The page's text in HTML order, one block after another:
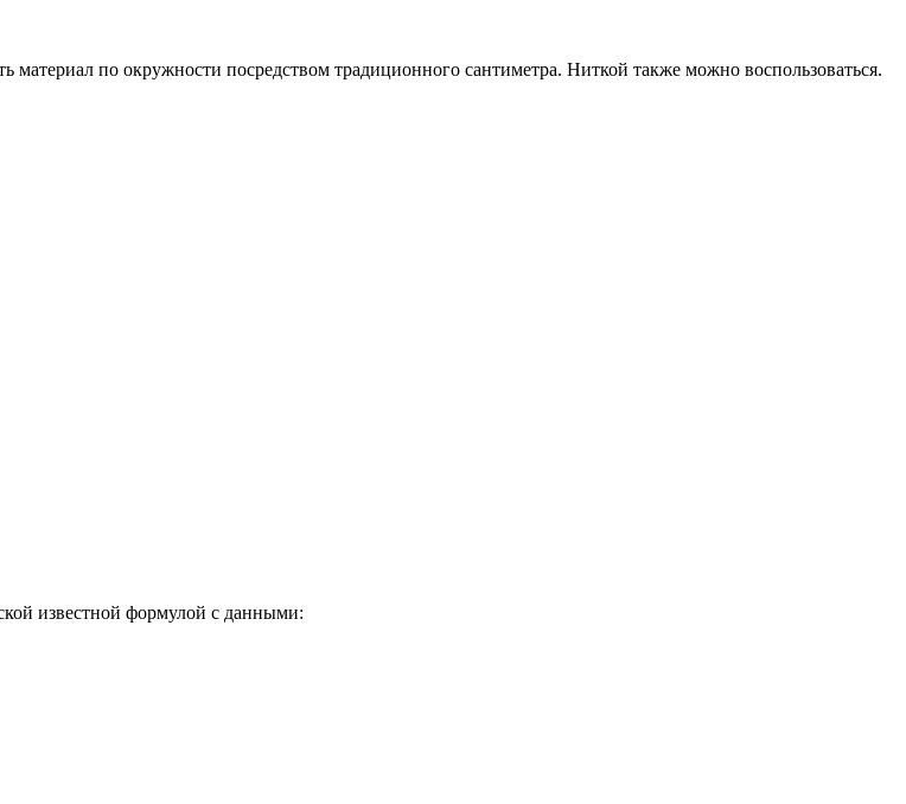
материал по окружности посредством традиционного сантиметра. Ниткой также можно воспользоваться.
известной формулой с данными: